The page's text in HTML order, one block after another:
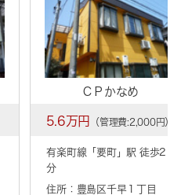
ＣＰかなめ
5.6万円 （管理費:2,000円）
有楽町線「 要町」駅 徒歩2
分
住所：豊島区千早１丁目